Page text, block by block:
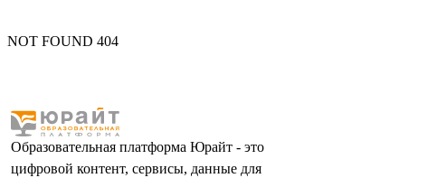
NOT FOUND 404
Образовательная платформа Юрайт - это
цифровой контент, сервисы, данные для